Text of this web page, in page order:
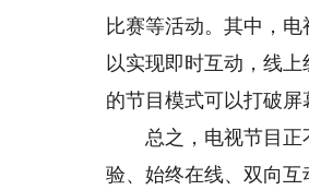
比赛等活动。其中，
以实现即时互动，线
的节目模式可以打破屏
总之，电视节目正不
验、始终在线、双向互